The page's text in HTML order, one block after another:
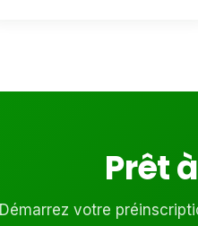
Prêt
Démarrez votre